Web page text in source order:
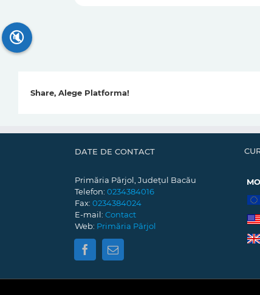
Share, Alege Platforma!
DATE DE CONTACT
Primăria Pârjol, Județul Bacău
Telefon: 0234384016
Fax: 0234384024
E-mail: Contact
Web: Primăria Pârjol
🔇